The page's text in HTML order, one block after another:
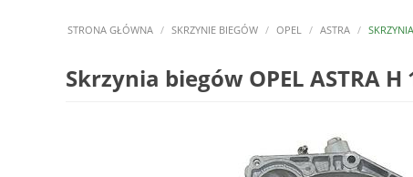
STRONA GŁÓWNA / SKRZYNIE BIEGÓW / OPEL / ASTRA /
Skrzynia biegów OPEL ASTRA